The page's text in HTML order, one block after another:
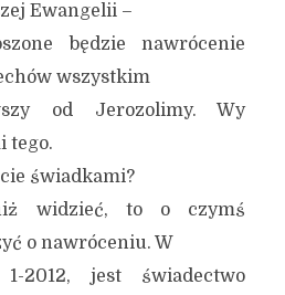
Ewangelii –
będzie nawrócenie
wszystkim
od Jerozolimy. Wy
tego.
świadkami?
widzieć, to o czymś
o nawróceniu. W
2012, jest świadectwo